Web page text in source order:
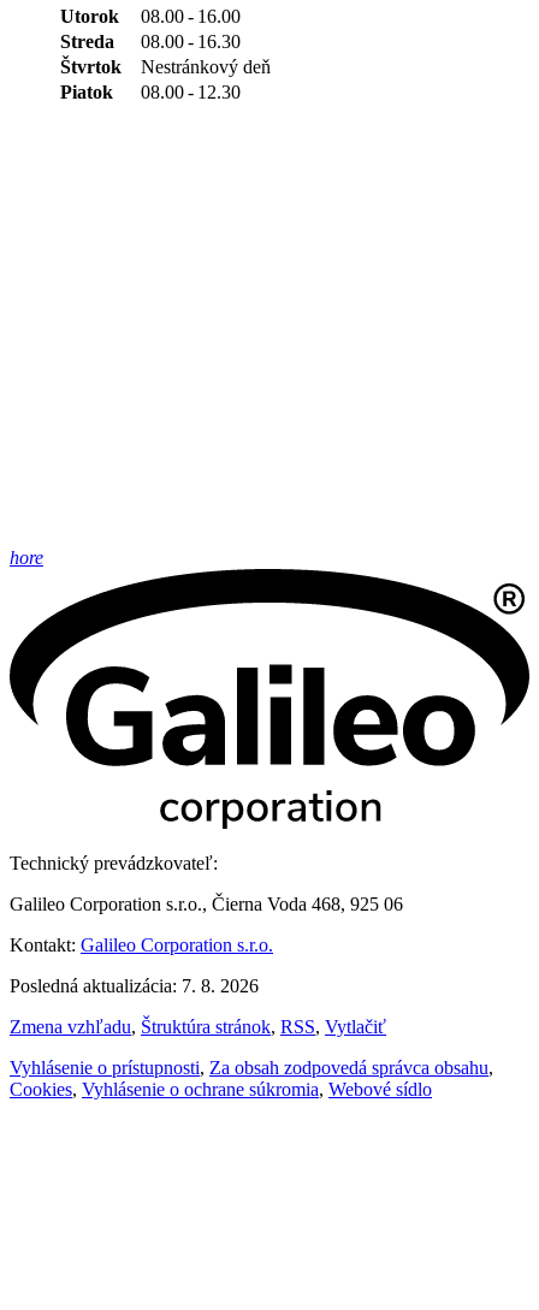
Utorok
08.00- 16.00
Streda
08.00- 16.30
Štvrtok
Nestránkový deň
Piatok
08.00- 12.30
hore
Technický prevádzkovateľ:
Galileo Corporation s.r.o., Čierna Voda 468, 925 06
Kontakt: Galileo Corporation s.r.o.
Posledná aktualizácia: 7. 8. 2026
Zmena vzhľadu, Štruktúra stránok, RSS, Vytlačiť
Vyhlásenie o prístupnosti, Za obsah zodpovedá správca obsahu,
Cookies, Vyhlásenie o ochrane súkromia, Webové sídlo